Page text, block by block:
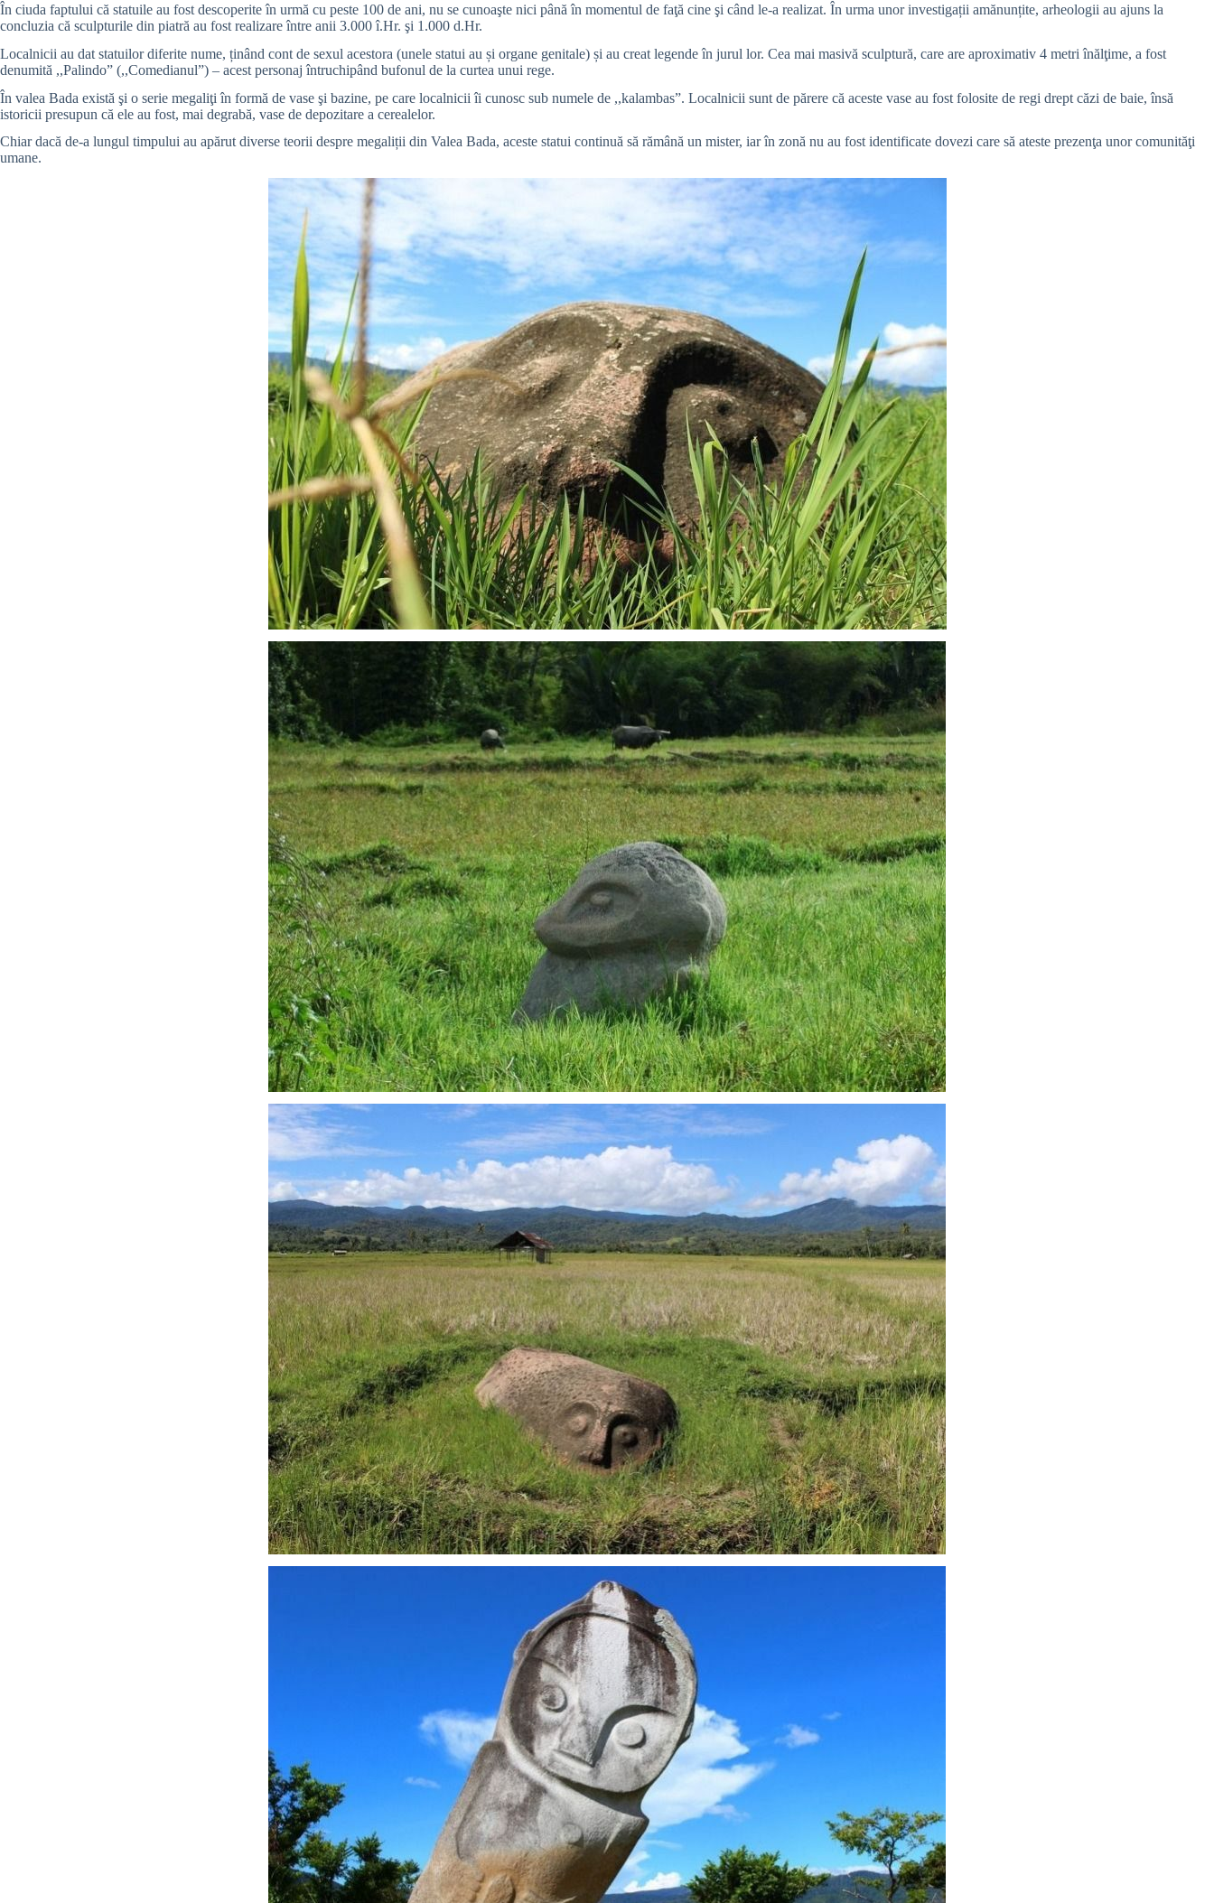
În ciuda faptului că statuile au fost descoperite în urmă cu peste 100 de ani, nu se cunoaşte nici până în momentul de faţă cine şi când le-a realizat. În urma unor investigații amănunțite, arheologii au ajuns la
concluzia că sculpturile din piatră au fost realizare între anii 3.000 î.Hr. şi 1.000 d.Hr.
Localnicii au dat statuilor diferite nume, ținând cont de sexul acestora (unele statui au și organe genitale) și au creat legende în jurul lor. Cea mai masivă sculptură, care are aproximativ 4 metri înălţime, a fost
denumită ,,Palindo” (,,Comedianul”) – acest personaj întruchipând bufonul de la curtea unui rege.
În valea Bada există şi o serie megaliţi în formă de vase şi bazine, pe care localnicii îi cunosc sub numele de ,,kalambas”. Localnicii sunt de părere că aceste vase au fost folosite de regi drept căzi de baie, însă
istoricii presupun că ele au fost, mai degrabă, vase de depozitare a cerealelor.
Chiar dacă de-a lungul timpului au apărut diverse teorii despre megaliții din Valea Bada, aceste statui continuă să rămână un mister, iar în zonă nu au fost identificate dovezi care să ateste prezenţa unor comunităţi
umane.